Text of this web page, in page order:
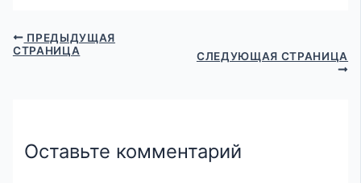
ПРЕДЫДУЩАЯ
СТРАНИЦА
СЛЕДУЮЩАЯ СТРАНИЦА
Оставьте комментарий